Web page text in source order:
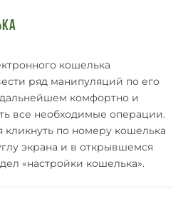
кошелька
ряд манипуляций по его
комфортно и
все необходимые операции.
кликнуть по номеру кошелька
экрана и в открывшемся
«настройки кошелька».